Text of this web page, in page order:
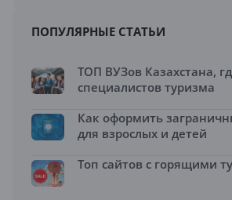
ПОПУЛЯРНЫЕ СТАТЬИ
ТОП ВУЗов Казахстана,
специалистов туризма
Как оформить
для взрослых и детей
Топ сайтов с горящими